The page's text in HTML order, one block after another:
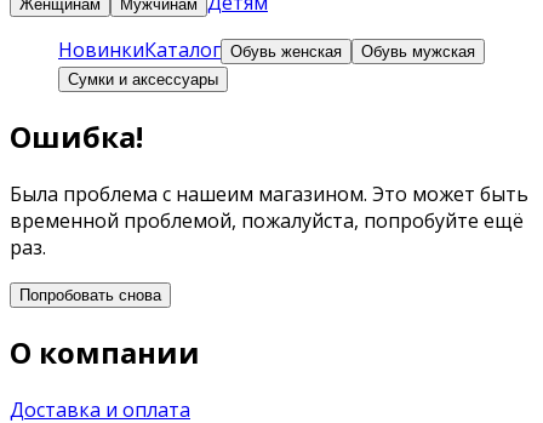
Женщинам Мужчинам
НовинкиКаталог Обувь женская
Обувь мужская
Сумки и аксессуары
Ошибка!
Была проблема с нашеим магазином. Это может быть
временной проблемой, пожалуйста, попробуйте ещё
раз.
Попробовать снова
О компании
Доставка и оплата